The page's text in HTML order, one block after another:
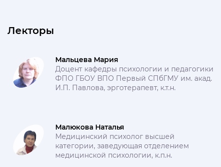
Лекторы
Мальцева Мария
Доцент кафедры психологии и педагогики
ФПО ГБОУ ВПО Первый СПбГМУ им. акад.
И.П. Павлова, эрготерапевт, к.т.н.
Малюкова Наталья
Медицинский психолог высшей
категории, заведующая отделением
медицинской психологии, к.п.н.